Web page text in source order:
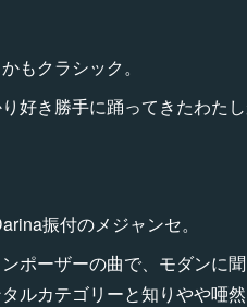
もクラシック。
好き勝手に踊ってきたわた
振付のメジャンセ。
ポーザーの曲で、モダンに
ルカテゴリーと知りやや唖然